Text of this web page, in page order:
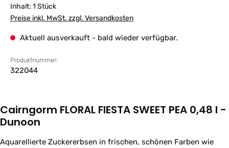
Inhalt: 1 Stück
Preise inkl. MwSt. zzgl. Versandkosten
Aktuell ausverkauft - bald wieder verfügbar.
Produktnummer:
322044
Cairngorm FLORAL FIESTA SWEET PEA 0,48 l -
Dunoon
Aquarellierte Zuckererbsen in frischen, schönen Farben wie